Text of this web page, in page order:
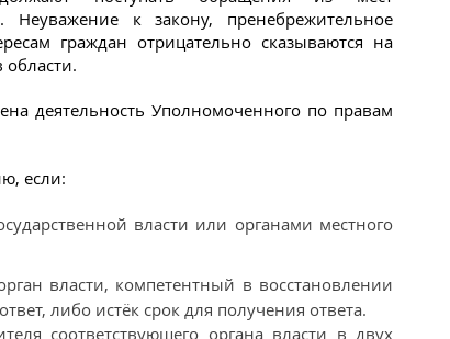
Неуважение к закону, пренебрежительное
граждан отрицательно сказываются на
деятельность Уполномоченного по правам
если:
власти или органами местного
власти, компетентный в восстановлении
либо истёк срок для получения ответа.
соответствующего органа власти в двух